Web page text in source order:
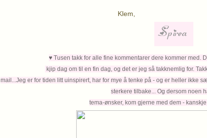
Klem,
♥ Tusen takk for alle fine kommentarer dere kommer med.
kjip dag om til en fin dag, og det er jeg så takknemlig for.
mail... Jeg er for tiden litt uinspirert, har for mye å tenke på - og er heller ikke
sterkere tilbake... Og dersom noen
tema-ønsker, kom gjerne med dem -